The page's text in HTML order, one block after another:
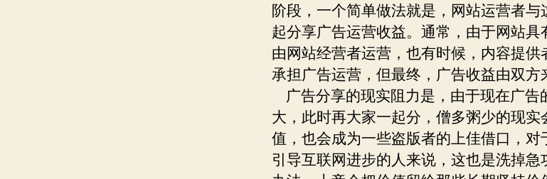
阶段，一个简单做法就是，网站运营者与
起分享广告运营收益。通常，由于网站
由网站经营者运营，也有时候，内容提
承担广告运营，但最终，广告收益由双方
广告分享的现实阻力是，由于现在广告
大，此时再大家一起分，僧多粥少的现实
值，也会成为一些盗版者的上佳借口，
引导互联网进步的人来说，这也是洗掉急